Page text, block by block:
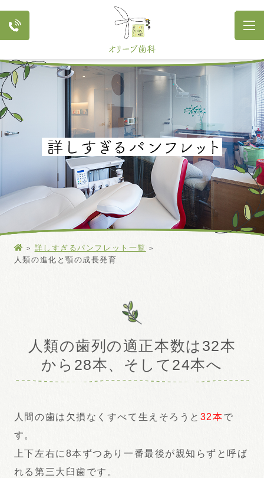
詳しすぎるパンフレット一覧
人類の進化と顎の成長発育
人類の歯列の適正本数は32本
から28本、そして24本へ
人間の歯は欠損なくすべて生えそろうと 32本で
す。
上下左右に8本ずつあり一番最後が親知らずと呼ば
れる第三大臼歯です。